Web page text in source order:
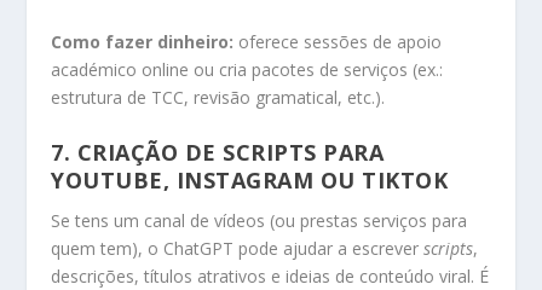
Como fazer dinheiro: oferece sessões de apoio
académico online ou cria pacotes de serviços (ex.:
estrutura de TCC, revisão gramatical, etc.).
7. CRIAÇÃO DE SCRIPTS PARA
YOUTUBE, INSTAGRAM OU TIKTOK
Se tens um canal de vídeos (ou prestas serviços para
quem tem), o ChatGPT pode ajudar a escreverscripts,
descrições, títulos atrativos e ideias de conteúdo viral. É